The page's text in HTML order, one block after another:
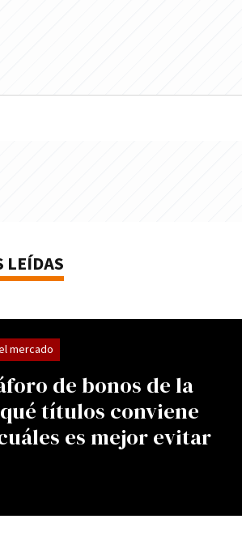
LEÍDAS
de bonos de la
títulos conviene
es mejor evitar
mercado